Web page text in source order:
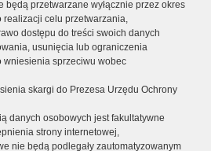
będą przetwarzane wyłącznie przez okres
celu przetwarzania,
dostępu do treści swoich danych
usunięcia lub ograniczenia
sprzeciwu wobec
skargi do Prezesa Urzędu Ochrony
danych osobowych jest fakultatywne
strony internetowej,
nie będą podlegały zautomatyzowanym